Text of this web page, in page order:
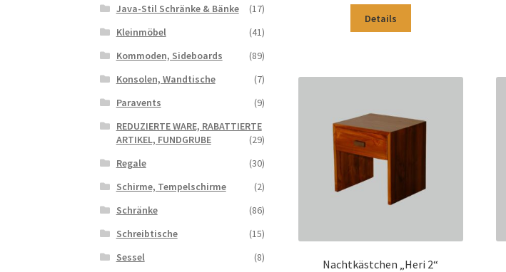
Details
Nachtkästchen „Heri 2“
Java-Stil Schränke & Bänke
(17)
Kleinmöbel
(41)
Kommoden, Sideboards
(89)
Konsolen, Wandtische
(7)
Paravents
(9)
REDUZIERTE WARE, RABATTIERTE
ARTIKEL, FUNDGRUBE
(29)
Regale
(30)
Schirme, Tempelschirme
(2)
Schränke
(86)
Schreibtische
(15)
Sessel
(8)